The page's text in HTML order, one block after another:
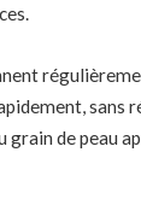
sans
de peau